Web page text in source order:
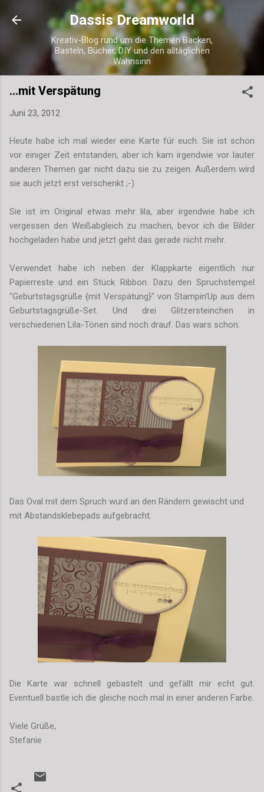
Direkt zum Hauptbereich
Dassis Dreamworld
Kreativ-Blog rund um die Themen Backen,
Basteln, Bücher, DIY und den alltäglichen
Wahnsinn
...mit Verspätung
Juni 23, 2012
Heute habe ich mal wieder eine Karte für euch. Sie ist schon
vor einiger Zeit entstanden, aber ich kam irgendwie vor lauter
anderen Themen gar nicht dazu sie zu zeigen. Außerdem wird
sie auch jetzt erst verschenkt ;-)
Sie ist im Original etwas mehr lila, aber irgendwie habe ich
vergessen den Weißabgleich zu machen, bevor ich die Bilder
hochgeladen habe und jetzt geht das gerade nicht mehr.
Verwendet habe ich neben der Klappkarte eigentlich nur
Papierreste und ein Stück Ribbon. Dazu den Spruchstempel
"Geburtstagsgrüße {mit Verspätung}" von Stampin'Up aus dem
Geburtstagsgrüße-Set. Und drei Glitzersteinchen in
verschiedenen Lila-Tönen sind noch drauf. Das wars schon.
Das Oval mit dem Spruch wurd an den Rändern gewischt und
mit Abstandsklebepads aufgebracht.
Die Karte war schnell gebastelt und gefällt mir echt gut.
Eventuell bastle ich die gleiche noch mal in einer anderen Farbe.
Viele Grüße,
Stefanie